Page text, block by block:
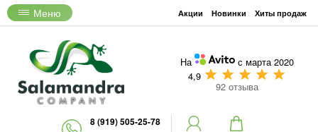
Меню Акции Новинки Хиты продаж
На
с марта 2020
4,9
92 отзыва
8 (919) 505-25-78